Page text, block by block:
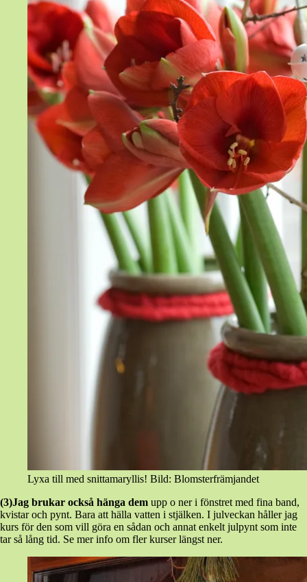
Lyxa till med snittamaryllis! Bild: Blomsterfrämjandet
(3)Jag brukar också hänga dem upp o ner i fönstret med fina band,
kvistar och pynt. Bara att hälla vatten i stjälken. I julveckan håller jag
kurs för den som vill göra en sådan och annat enkelt julpynt som inte
tar så lång tid. Se mer info om fler kurser längst ner.